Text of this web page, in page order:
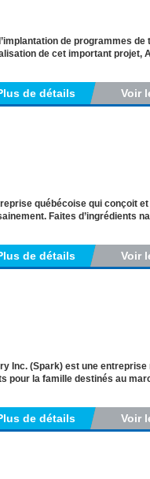
de programmes
de cet important projet,
de détails Voir
québécoise qui conçoit
Faites d’ingrédients
de détails Voir
Inc. (Spark) est une
pour la famille destinés au
de détails Voir